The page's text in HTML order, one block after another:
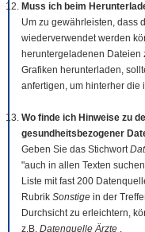
Muss ich beim
Um zu gewährleisten, dass
wiederverwendet werden
heruntergeladenen Dateien
Grafiken herunterladen,
anfertigen, um hinterher die
Wo finde ich Hinweise zu
gesundheitsbezogener
Geben Sie das Stichwort
"auch in allen Texten
Liste mit fast 200
Rubrik Sonstige in der
Durchsicht zu erleichtern,
z.B. Datenquelle Ärzte .